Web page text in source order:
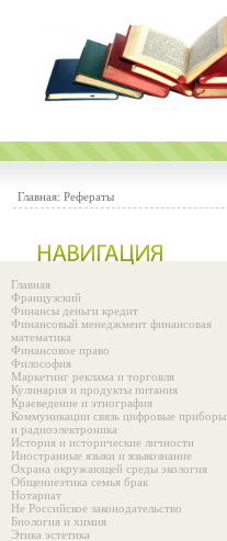
Главная: Рефераты
Главная
Французский
Финансы деньги кредит
Финансовый менеджмент финансовая
математика
Финансовое право
Философия
Маркетинг реклама и торговля
Кулинария и продукты питания
Краеведение и этнография
Коммуникации связь цифровые приборы
и радиоэлектроника
История и исторические личности
Иностранные языки и языкознание
Охрана окружающей среды экология
Общениеэтика семья брак
Нотариат
Не Российское законодательство
Биология и химия
Этика эстетика